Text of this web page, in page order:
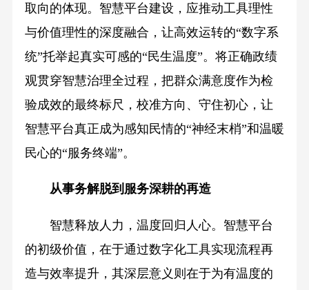
取向的体现。智慧平台建设，应推动工具理性
与价值理性的深度融合，让高效运转的“数字系
统”托举起真实可感的“民生温度”。将正确政绩
观贯穿智慧治理全过程，把群众满意度作为检
验成效的最终标尺，校准方向、守住初心，让
智慧平台真正成为感知民情的“神经末梢”和温暖
民心的“服务终端”。
从事务解脱到服务深耕的再造
智慧释放人力，温度回归人心。智慧平台
的初级价值，在于通过数字化工具实现流程再
造与效率提升，其深层意义则在于为有温度的